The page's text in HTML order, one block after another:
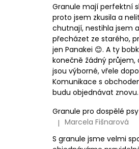
Granule mají perfektní
proto jsem zkusila a
chutnají, nestihla jsem
přecházet ze starého,
jen Panakei 😊. A ty
konečně žádný průjem,
jsou výborné, vřele
Komunikace s
budu objednávat znovu.
Hodnocení produktu je 5
| Marcela Fišnarová
S granule jsme velmi